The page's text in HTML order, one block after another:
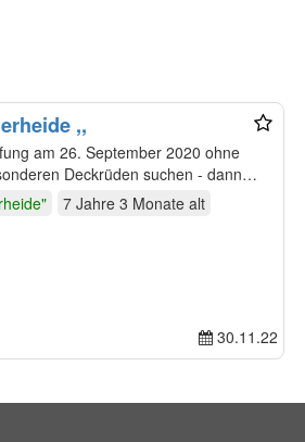
,,
7 Jahre 3 Monatealt
30.11.22